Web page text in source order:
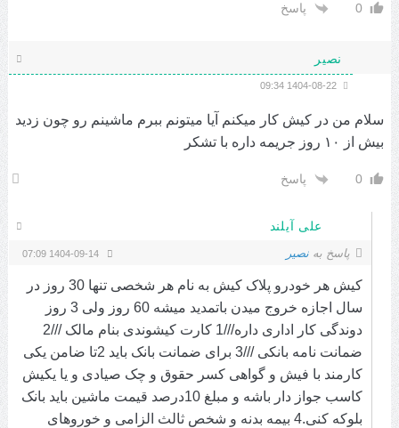
0 پاسخ
نصیر
سلام من در کیش کار میکنم آیا میتونم ببرم ماشینم رو چون زدید
بیش از ۱۰ روز جریمه داره با تشکر
0 پاسخ
علی آیلند
پاسخ به نصیر 1404-09-14 07:09
کیش هر خودرو پلاک کیش به نام هر شخصی تنها 30 روز در
سال اجازه خروج میدن باتمدید میشه 60 روز ولی 3 روز
دوندگی کار اداری داره///1 کارت کیشوندی بنام مالک ///2
ضمانت نامه بانکی ///3 برای ضمانت بانک باید 2تا ضامن یکی
کارمند با فیش و گواهی کسر حقوق و چک صیادی و یا یکیش
کاسب جواز دار باشه و مبلغ 10درصد قیمت ماشین باید بانک
بلوکه کنی.4 بیمه بدنه و شخص ثالث الزامی و خوروهای